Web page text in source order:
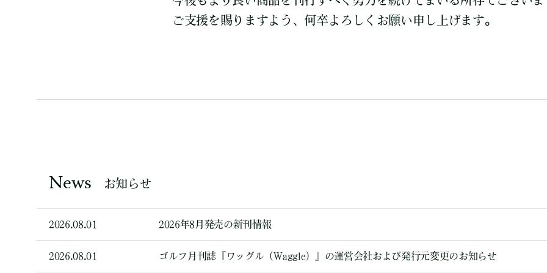
ご支援を賜りますよう、何卒よろしくお願い申し上げます。
News お知らせ
2026.08.01 2026年8月発売の新刊情報
2026.08.01 ゴルフ月刊誌『ワッグル（Waggle）』の運営会社および発行元変更のお知らせ